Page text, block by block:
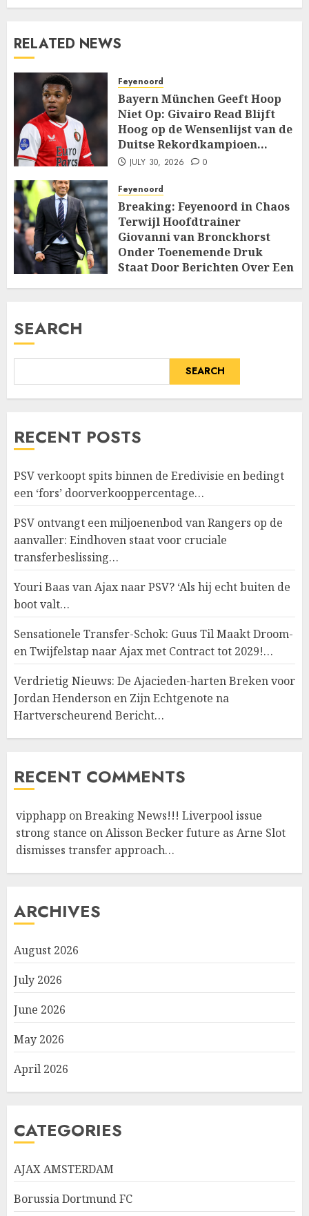
RELATED NEWS
Feyenoord
Bayern München Geeft Hoop
Niet Op: Givairo Read Blijft
Hoog op de Wensenlijst van de
Duitse Rekordkampioen…
JULY 30, 2026 0
Feyenoord
Breaking: Feyenoord in Chaos
Terwijl Hoofdtrainer
Giovanni van Bronckhorst
Onder Toenemende Druk
Staat Door Berichten Over Een
SEARCH
SEARCH
RECENT POSTS
PSV verkoopt spits binnen de Eredivisie en bedingt
een ‘fors’ doorverkooppercentage…
PSV ontvangt een miljoenenbod van Rangers op de
aanvaller: Eindhoven staat voor cruciale
transferbeslissing…
Youri Baas van Ajax naar PSV? ‘Als hij echt buiten de
boot valt…
Sensationele Transfer-Schok: Guus Til Maakt Droom-
en Twijfelstap naar Ajax met Contract tot 2029!…
Verdrietig Nieuws: De Ajacieden-harten Breken voor
Jordan Henderson en Zijn Echtgenote na
Hartverscheurend Bericht…
RECENT COMMENTS
vipphapp onBreaking News!!! Liverpool issue
strong stance on Alisson Becker future as Arne Slot
dismisses transfer approach…
ARCHIVES
August 2026
July 2026
June 2026
May 2026
April 2026
CATEGORIES
AJAX AMSTERDAM
Borussia Dortmund FC